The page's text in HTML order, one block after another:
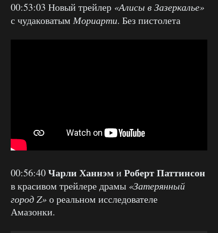
00:53:03 Новый трейлер «Алисы в Зазеркалье»
с чудаковатым Мориарти. Без пистолета
00:56:40Чарли Ханнэм и Роберт Паттинсон
в красивом трейлере драмы «Затерянный
город Z»о реальном исследователе
Амазонки.